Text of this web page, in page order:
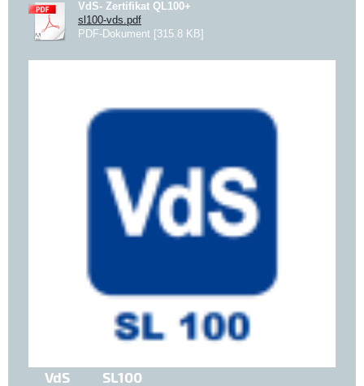
VdS- Zertifikat QL100+
sl100-vds.pdf
PDF-Dokument [315.8 KB]
VdS SL100